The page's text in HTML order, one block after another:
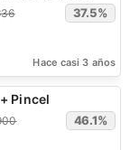
37.5%
Hace casi 3 años
Pincel
46.1%